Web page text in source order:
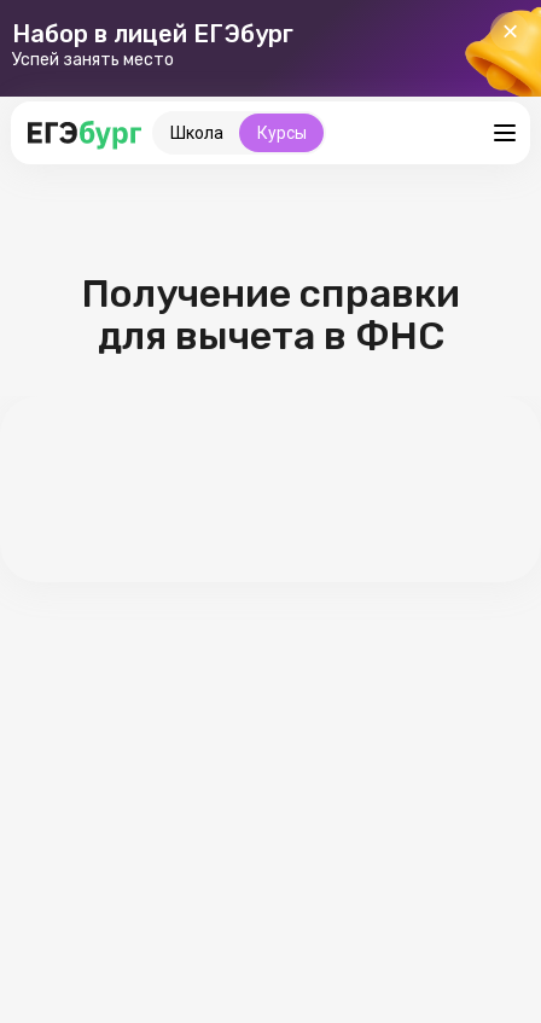
Набор в лицей ЕГЭбург
Успей занять место
Школа Курсы
Получение справки
для вычета в ФНС